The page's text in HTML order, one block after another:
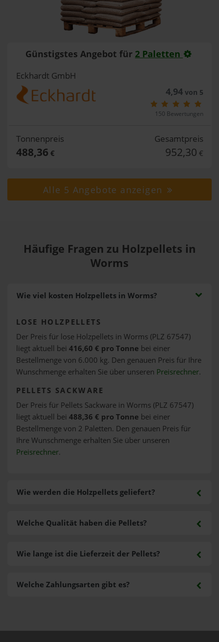
Günstigstes Angebot für 2 Paletten
Eckhardt GmbH
4,94von 5
150 Bewertungen
Tonnenpreis
488,36 €
Gesamtpreis
952,30 €
Alle 5 Angebote anzeigen
Häufige Fragen zu Holzpellets in
Worms
Wie viel kosten Holzpellets in Worms?
LOSE HOLZPELLETS
Der Preis für lose Holzpellets in Worms (PLZ 67547)
liegt aktuell bei 416,60 € pro Tonne bei einer
Bestellmenge von 6.000 kg. Den genauen Preis für Ihre
Wunschmenge erhalten Sie über unseren Preisrechner.
PELLETS SACKWARE
Der Preis für Pellets Sackware in Worms (PLZ 67547)
liegt aktuell bei 488,36 € pro Tonne bei einer
Bestellmenge von 2 Paletten. Den genauen Preis für
Ihre Wunschmenge erhalten Sie über unseren
Preisrechner.
Wie werden die Holzpellets geliefert?
Welche Zahlungsarten gibt es?
Welche Qualität haben die Pellets?
Wie lange ist die Lieferzeit der Pellets?